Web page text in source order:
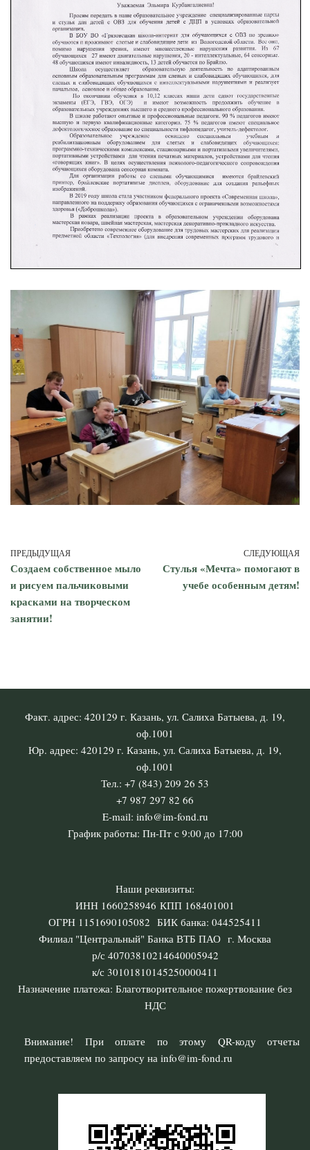
ПРЕДЫДУЩАЯ
Создаем собственное мыло
и рисуем пальчиковыми
красками на творческом
занятии!
СЛЕДУЮЩАЯ
Стулья «Мечта» помогают в
учебе особенным детям!
Факт. адрес: 420129 г. Казань, ул. Салиха Батыева, д. 19,
оф.1001
Юр. адрес: 420129 г. Казань, ул. Салиха Батыева, д. 19,
оф.1001
Тел.: +7 (843) 209 26 53
+7 987 297 82 66
E-mail: info@im-fond.ru
График работы: Пн-Пт с 9:00 до 17:00
Наши реквизиты:
ИНН 1660258946 КПП 168401001
ОГРН 1151690105082 БИК банка: 044525411
Филиал "Центральный" Банка ВТБ ПАО г. Москва
р/с 40703810214640005942
к/с 30101810145250000411
Назначение платежа: Благотворительное пожертвование без
НДС
Внимание! При оплате по этому QR-коду отчеты
предоставляем по запросу на info@im-fond.ru